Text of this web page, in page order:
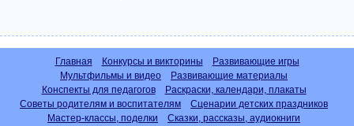
Главная Конкурсы и викторины
Развивающие игры
Мультфильмы и видео
Развивающие материалы
Конспекты для педагогов
Раскраски, календари, плакаты
Советы родителям и воспитателям
Сценарии детских праздников
Мастер-классы, поделки
Сказки, рассказы, аудиокниги